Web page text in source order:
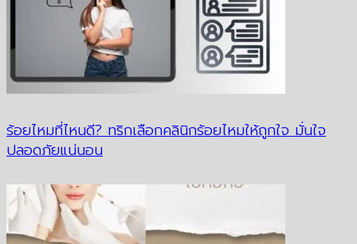
ร้อยไหมที่ไหนดี? ทริกเลือกคลินิกร้อยไหมให้ถูกใจ มั่นใจ
ปลอดภัยแน่นอน